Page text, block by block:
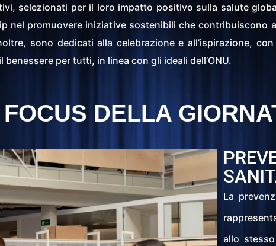
selezionati per il loro impatto positivo sulla salute
nel promuovere iniziative sostenibili che contribuiscono
sono dedicati alla celebrazione e all’ispirazione,
per tutti, in linea con gli ideali dell’ONU.
DELLA
La
allo